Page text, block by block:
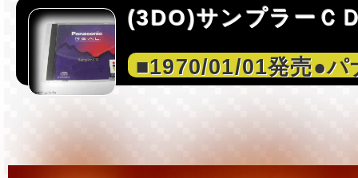
(3DO)サンプラーＣ
■1970/01/01発売●パ